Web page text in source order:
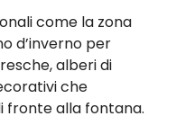
come la zona
d’inverno per
alberi di
che
fronte alla fontana.